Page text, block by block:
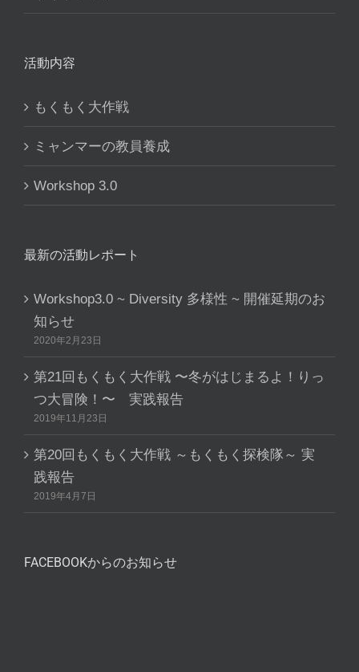
活動内容
もくもく大作戦
ミャンマーの教員養成
Workshop 3.0
最新の活動レポート
Workshop3.0 ~ Diversity 多様性 ~ 開催延期のお
知らせ
2020年2月23日
第21回もくもく大作戦 〜冬がはじまるよ！りっ
つ大冒険！〜 実践報告
2019年11月23日
第20回もくもく大作戦 ～もくもく探検隊～ 実
践報告
2019年4月7日
FACEBOOKからのお知らせ